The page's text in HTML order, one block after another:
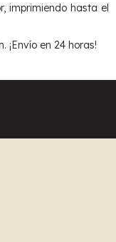
imprimiendo hasta el
en 24 horas!